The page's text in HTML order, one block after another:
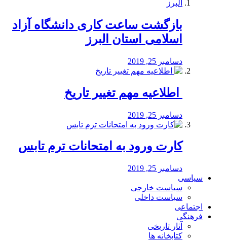
بازگشت ساعت کاری دانشگاه آزاد
اسلامی استان البرز
دسامبر 25, 2019
️ اطلاعیه مهم تغییر تاریخ
دسامبر 25, 2019
کارت ورود به امتحانات ترم تابس
دسامبر 25, 2019
سیاسی
سیاست خارجی
سیاست داخلی
اجتماعی
فرهنگی
آثار تاریخی
کتابخانه ها